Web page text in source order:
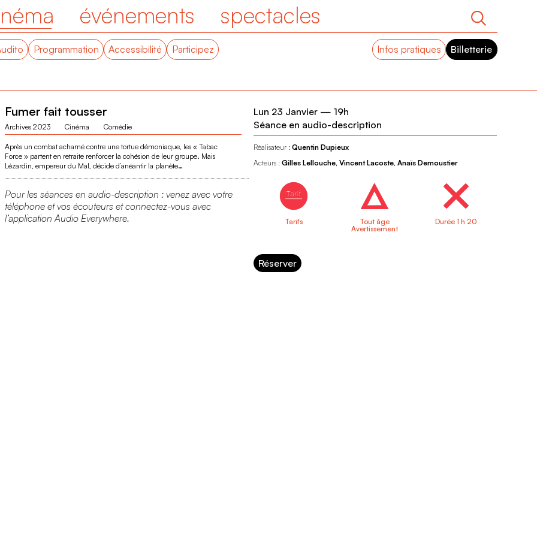
événements spectacles
Programmation Accessibilité Participez Infos pratiques Billetterie
Fumer fait tousser
Archives 2023 Cinéma Comédie
Après un combat acharné contre une tortue démoniaque, les « Tabac
Force » partent en retraite renforcer la cohésion de leur groupe. Mais
Lézardin, empereur du Mal, décide d’anéantir la planète…
Pour les séances en audio-description : venez avec votre
téléphone et vos écouteurs et connectez-vous avec
l’application Audio Everywhere.
Lun 23 Janvier— 19h
Séance en audio-description
Réalisateur : Quentin Dupieux
Acteurs : Gilles Lellouche, Vincent Lacoste, Anaïs Demoustier
Tarifs
Tout âge
Avertissement
Durée 1 h 20
Réserver